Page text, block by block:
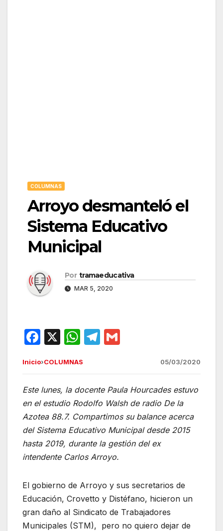
COLUMNAS
Arroyo desmanteló el
Sistema Educativo
Municipal
Por tramaeducativa
MAR 5, 2020
F
c
e
b
o
o
k
X
W
at
s
A
p
p
T
gr
a
m
Inicio›COLUMNAS 05/03/2020
Este lunes, la docente Paula Hourcades estuvo
en el estudio Rodolfo Walsh de radio De la
Azotea 88.7. Compartimos su balance acerca
del Sistema Educativo Municipal desde 2015
hasta 2019, durante la gestión del ex
intendente Carlos Arroyo.
El gobierno de Arroyo y sus secretarios de
Educación, Crovetto y Distéfano, hicieron un
gran daño al Sindicato de Trabajadores
Municipales (STM), pero no quiero dejar de